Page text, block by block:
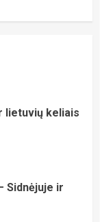
lietuvių keliais
Sidnėjuje ir